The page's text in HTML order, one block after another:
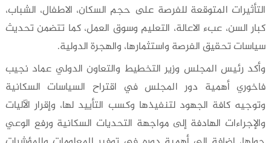
التأثيرات المتوقعة للفرصة على حجم السكان، الاطفال، الشباب،
كبار السن، عبء الاعالة، التعليم وسوق العمل، كما تتضمن تحديث
سياسات تحقيق الفرصة واستثمارها، والهجرة الدولية.
وأكد رئيس المجلس وزير التخطيط والتعاون الدولي عماد نجيب
فاخوري أهمية دور المجلس في اقتراح السياسات السكانية
وتوجيه كافة الجهود لتنفيذها وكسب التأييد لها، وإقرار الآليات
والإجراءات الهادفة إلى مواجهة التحديات السكانية ورفع الوعي